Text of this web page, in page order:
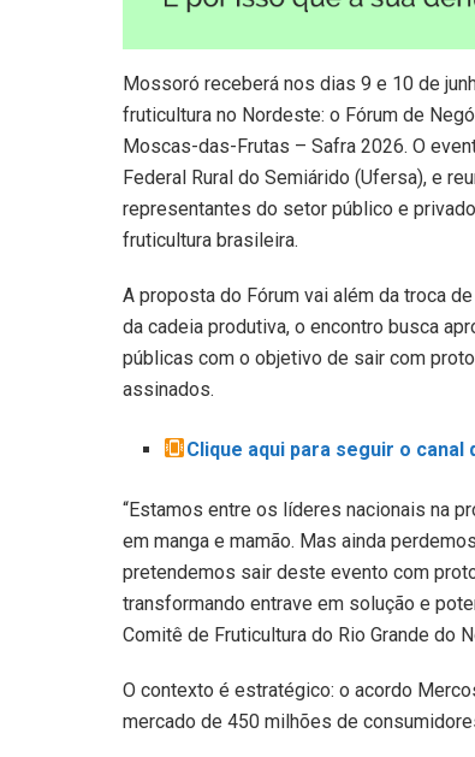
Mossoró receberá nos dias 9 e 10 de
fruticultura no Nordeste: o Fórum de
Moscas-das-Frutas – Safra 2026. O
Federal Rural do Semiárido (Ufersa), e
representantes do setor público e
fruticultura brasileira.
A proposta do Fórum vai além da troca
da cadeia produtiva, o encontro busca
públicas com o objetivo de sair com
assinados.
Clique aqui para seguir o canal
“Estamos entre os líderes nacionais na
em manga e mamão. Mas ainda
pretendemos sair deste evento com
transformando entrave em solução e
Comitê de Fruticultura do Rio Grande do
O contexto é estratégico: o acordo
mercado de 450 milhões de